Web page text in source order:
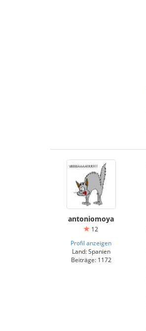
antoniomoya
12
Profil anzeigen
Land: Spanien
Beiträge: 1172